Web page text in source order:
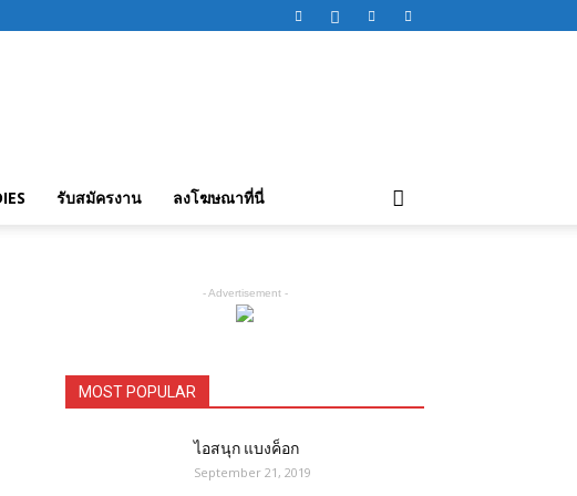
รับสมัครงาน ลงโฆษณาที่นี่
- Advertisement -
MOST POPULAR
ไอสนุก แบงค็อก
September 21, 2019